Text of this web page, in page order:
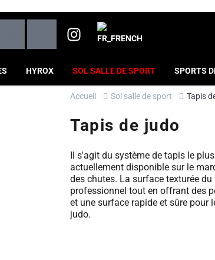
FRENCH
HYROX SOL SALLE DE SPORT SPORTS
Accueil Sol salle de sport Tapis
Tapis de judo
Il s'agit du système de tapis le
actuellement disponible sur le
des chutes. La surface texturée
professionnel tout en offrant des
et une surface rapide et sûre pour
judo.